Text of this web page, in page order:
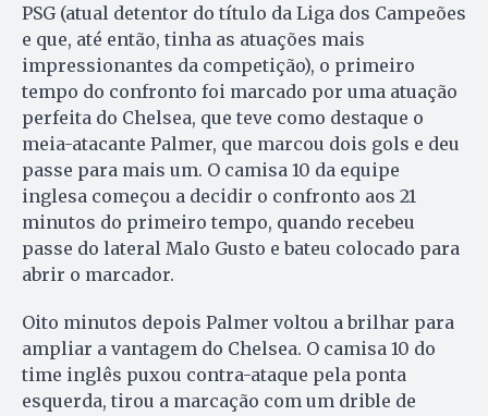
PSG (atual detentor do título da Liga dos Campeões
e que, até então, tinha as atuações mais
impressionantes da competição), o primeiro
tempo do confronto foi marcado por uma atuação
perfeita do Chelsea, que teve como destaque o
meia-atacante Palmer, que marcou dois gols e deu
passe para mais um. O camisa 10 da equipe
inglesa começou a decidir o confronto aos 21
minutos do primeiro tempo, quando recebeu
passe do lateral Malo Gusto e bateu colocado para
abrir o marcador.
Oito minutos depois Palmer voltou a brilhar para
ampliar a vantagem do Chelsea. O camisa 10 do
time inglês puxou contra-ataque pela ponta
esquerda, tirou a marcação com um drible de